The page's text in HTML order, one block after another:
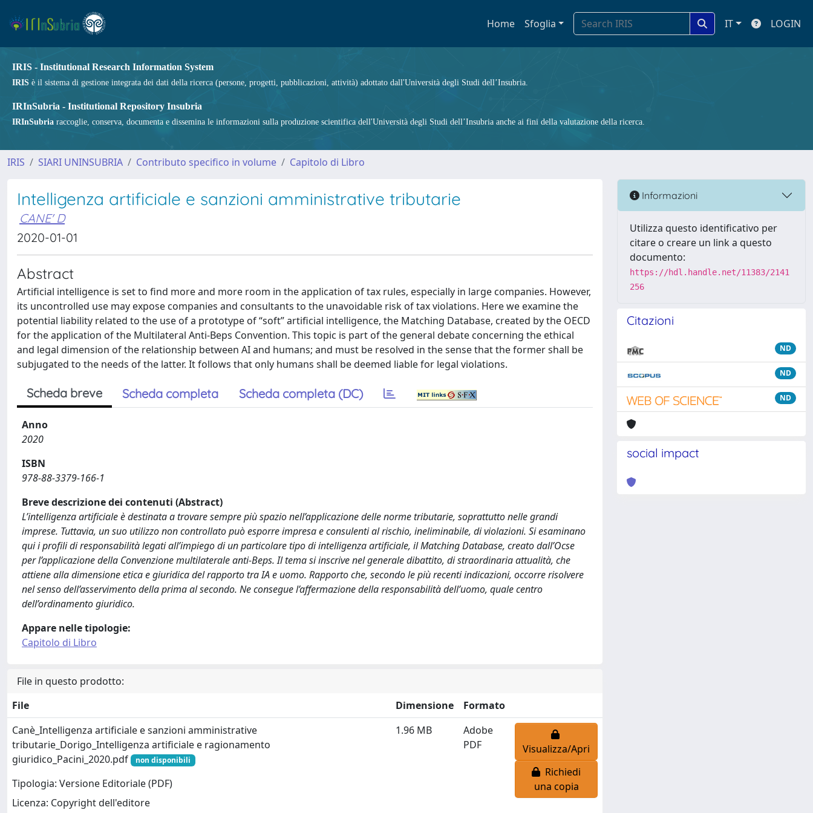
Home Sfoglia IT LOGIN
IRIS - Institutional Research Information System
IRIS è il sistema di gestione integrata dei dati della ricerca (persone, progetti, pubblicazioni, attività) adottato dall'Università degli Studi dell’Insubria.
IRInSubria - Institutional Repository Insubria
IRInSubria raccoglie, conserva, documenta e dissemina le informazioni sulla produzione scientifica dell'Università degli Studi dell’Insubria anche ai fini della valutazione della ricerca.
IRIS SIARI UNINSUBRIA Contributo specifico in volume Capitolo di Libro
Intelligenza artificiale e sanzioni amministrative tributarie
CANE' D
2020-01-01
Abstract
Artificial intelligence is set to find more and more room in the application of tax rules, especially in large companies. However,
its uncontrolled use may expose companies and consultants to the unavoidable risk of tax violations. Here we examine the
potential liability related to the use of a prototype of “soft” artificial intelligence, the Matching Database, created by the OECD
for the application of the Multilateral Anti-Beps Convention. This topic is part of the general debate concerning the ethical
and legal dimension of the relationship between AI and humans; and must be resolved in the sense that the former shall be
subjugated to the needs of the latter. It follows that only humans shall be deemed liable for legal violations.
Scheda breve Scheda completa Scheda completa (DC)
Anno
2020
ISBN
978-88-3379-166-1
Breve descrizione dei contenuti (Abstract)
L’intelligenza artificiale è destinata a trovare sempre più spazio nell’applicazione delle norme tributarie, soprattutto nelle grandi
imprese. Tuttavia, un suo utilizzo non controllato può esporre impresa e consulenti al rischio, ineliminabile, di violazioni. Si esaminano
qui i profili di responsabilità legati all’impiego di un particolare tipo di intelligenza artificiale, il Matching Database, creato dall’Ocse
per l’applicazione della Convenzione multilaterale anti-Beps. Il tema si inscrive nel generale dibattito, di straordinaria attualità, che
attiene alla dimensione etica e giuridica del rapporto tra IA e uomo. Rapporto che, secondo le più recenti indicazioni, occorre risolvere
nel senso dell’asservimento della prima al secondo. Ne consegue l’affermazione della responsabilità dell’uomo, quale centro
dell’ordinamento giuridico.
Appare nelle tipologie:
Capitolo di Libro
File in questo prodotto:
File
Dimensione
Formato
Canè_Intelligenza artificiale e sanzioni amministrative
tributarie_Dorigo_Intelligenza artificiale e ragionamento
giuridico_Pacini_2020.pdf
non disponibili
Tipologia: Versione Editoriale (PDF)
Licenza: Copyright dell'editore
1.96 MB
Adobe
PDF
Visualizza/Apri
Richiedi
una copia
Informazioni
Utilizza questo identificativo per
citare o creare un link a questo
documento:
https://hdl.handle.net/11383/2141
256
Citazioni
ND
ND
ND
social impact